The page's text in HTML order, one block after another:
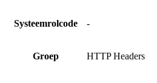
Systeemrolcode -
Groep HTTP Headers